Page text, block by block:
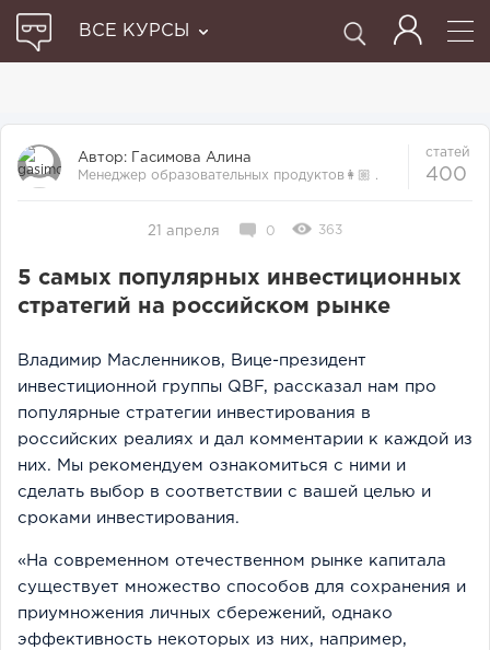
ВСЕ КУРСЫ
Автор: Гасимова Алина
Менеджер образовательных продуктов👩🏼‍ .
статей
400
21 апреля 0 363
5 самых популярных инвестиционных
стратегий на российском рынке
Владимир Масленников, Вице-президент
инвестиционной группы QBF, рассказал нам про
популярные стратегии инвестирования в
российских реалиях и дал комментарии к каждой из
них. Мы рекомендуем ознакомиться с ними и
сделать выбор в соответствии с вашей целью и
сроками инвестирования.
«На современном отечественном рынке капитала
существует множество способов для сохранения и
приумножения личных сбережений, однако
эффективность некоторых из них, например,